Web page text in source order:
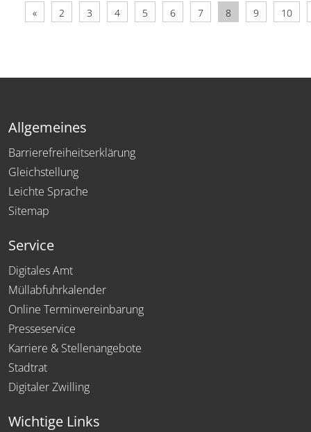
« 2 3 4 5 6 7 8 9 10
Allgemeines
Barrierefreiheitserklärung
Gleichstellung
Leichte Sprache
Sitemap
Service
Digitales Amt
Müllabfuhrkalender
Online Terminvereinbarung
Presseservice
Karriere & Stellenangebote
Stadtrat
Digitaler Zwilling
Wichtige Links